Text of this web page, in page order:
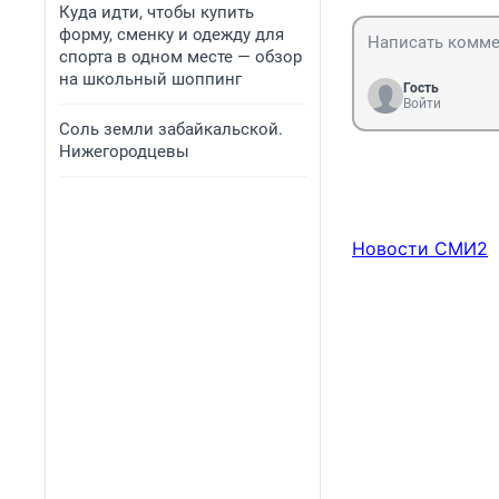
Куда идти, чтобы купить
форму, сменку и одежду для
спорта в одном месте — обзор
на школьный шоппинг
Соль земли забайкальской.
Нижегородцевы
Гость
Войти
Новости СМИ2